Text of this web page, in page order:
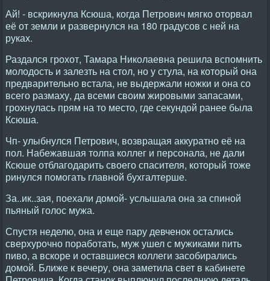
Ай! - вскрикнула Ксюша, когда Петрович мягко оторвал
её от земли и развернулся на 180 градусов с ней на
руках.
Раздался грохот, Тамара Николаевна решила вспомнить
молодость и залезть на стол, но у стула, на который она
предварительно встала, не выдержали ножки и она со
всего размаху, да всеми своим жировыми запасами,
грохнулась прям на то место, где секундой ранее была
Ксюша.
Чп- улыбнулся Петрович, возвращая аккуратно её на
пол. Набежавшая толпа коллег и персонала, не дали
Ксюше отблагодарить своего спасителя, который тоже
ринулся помогать главной бухгалтерше.
За..ик..зая, поехали домой- услышала она за спиной
пьяный голос мужа.
Спустя неделю, она и еще пару девченок остались
сверхурочно поработать, муж ушел с мужиками пить
пиво, а вскоре и оставшиеся коллеги засобирались
домой. Ближе к вечеру, она заметила свет в кабинете